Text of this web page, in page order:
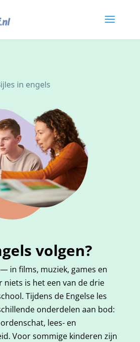
in engels
volgen?
in films, muziek, games en
niets is het een van de drie
Tijdens de Engelse les
onderdelen aan bod:
lees- en
Voor sommige kinderen zijn